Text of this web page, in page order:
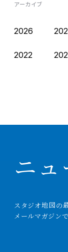
アーカイブ
2026
2022
ニュ
スタジオ地図の
メールマガジン